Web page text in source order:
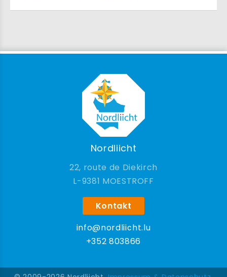
Nordliicht
22, route de Diekirch
9381 MOESTROFF
Kontakt
info@nordliicht.lu
+352 803866